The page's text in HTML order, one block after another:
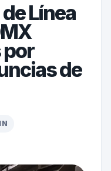
Línea
por
de